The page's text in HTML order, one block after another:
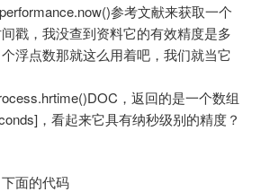
参考文献来获取一个
戳，我没查到资料它的有效精度是多
浮点数那就这么用着吧，我们就当它
，返回的是一个数组
，看起来它具有纳秒级别的精度？
面的代码